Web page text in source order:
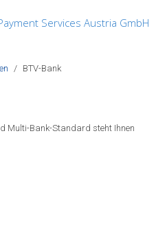
Services Austria GmbH
BTV-Bank
Multi-Bank-Standard steht Ihnen